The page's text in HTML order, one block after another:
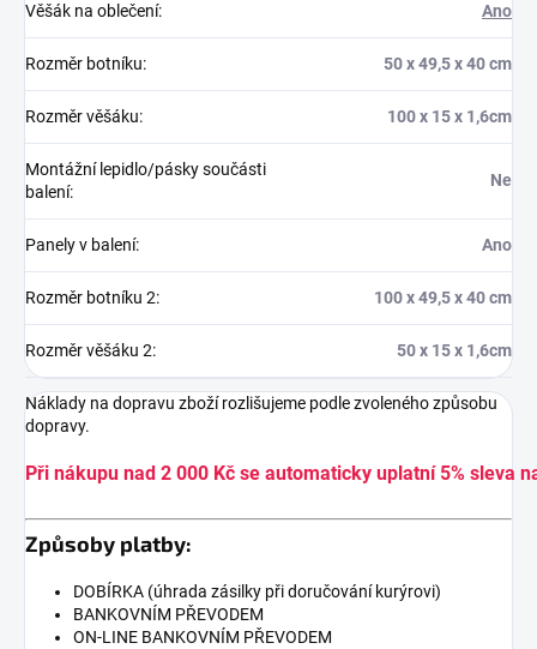
Věšák na oblečení: Ano
Rozměr botníku: 50 x 49,5 x 40 cm
Rozměr věšáku: 100 x 15 x 1,6cm
Montážní lepidlo/pásky součásti
balení:
Ne
Panely v balení: Ano
Rozměr botníku 2: 100 x 49,5 x 40 cm
Rozměr věšáku 2: 50 x 15 x 1,6cm
Náklady na dopravu zboží rozlišujeme podle zvoleného způsobu
dopravy.
Při nákupu nad 2 000 Kč se automaticky uplatní 5% sleva
Způsoby platby:
DOBÍRKA (úhrada zásilky při doručování kurýrovi)
BANKOVNÍM PŘEVODEM
ON-LINE BANKOVNÍM PŘEVODEM